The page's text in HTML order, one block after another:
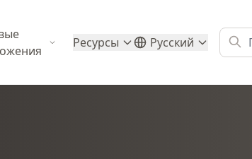
Ресурсы Русский